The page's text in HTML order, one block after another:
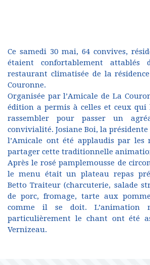
Ce samedi 30 mai, 64 convives,
étaient confortablement
restaurant climatisée de la
Couronne.
Organisée par l’Amicale de La
édition a permis à celles et ceux qui
rassembler pour passer un
convivialité. Josiane Boi, la présidente
l’Amicale ont été applaudis par les
partager cette traditionnelle
Après le rosé pamplemousse de
le menu était un plateau repas
Betto Traiteur (charcuterie, salade
de porc, fromage, tarte aux
comme il se doit. L’animation
particulièrement le chant ont été
Vernizeau.